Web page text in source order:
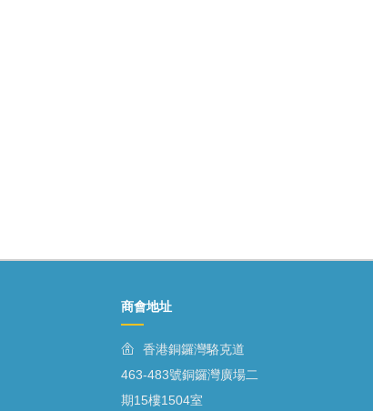
商會地址
香港銅鑼灣駱克道
463-483號銅鑼灣廣場二
期15樓1504室